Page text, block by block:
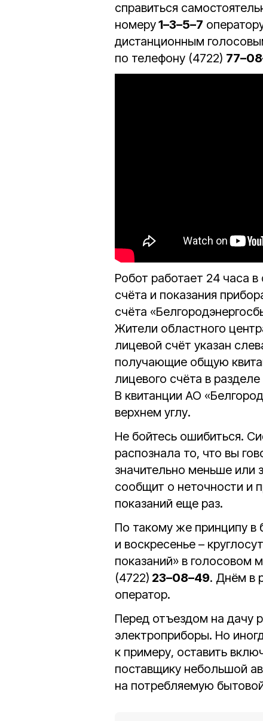
справиться
номеру1–3–5–7
дистанционным
по телефону (4722)
Робот работает 24 часа
счёта и показания
счёта
Жители областного
лицевой счёт указан
получающие общую
лицевого счёта в
В квитанции АО
верхнем углу.
Не бойтесь ошибиться.
распознала то, что вы
значительно меньше или
сообщит о неточности и
показаний еще раз.
По такому же принципу в
и воскресенье –
показаний» в голосовом
(4722) 23–08–49. Днём в
оператор.
Перед отъездом на дачу
электроприборы. Но
к примеру, оставить
поставщику небольшой
на потребляемую